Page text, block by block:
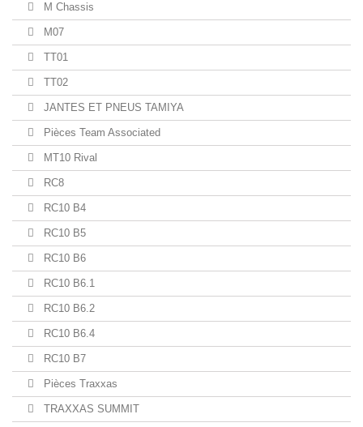
M Chassis
M07
TT01
TT02
JANTES ET PNEUS TAMIYA
Pièces Team Associated
MT10 Rival
RC8
RC10 B4
RC10 B5
RC10 B6
RC10 B6.1
RC10 B6.2
RC10 B6.4
RC10 B7
Pièces Traxxas
TRAXXAS SUMMIT